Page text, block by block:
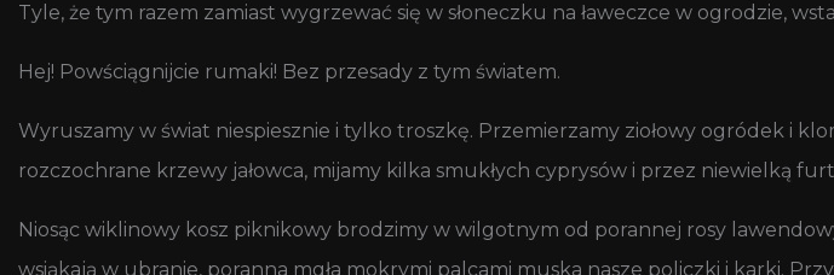
Tyle, że tym razem zamiast wygrzewać się w słoneczku na ławeczce w ogrodzie,
Hej! Powściągnijcie rumaki! Bez przesady z tym światem.
Wyruszamy w świat niespiesznie i tylko troszkę. Przemierzamy ziołowy ogródek i
rozczochrane krzewy jałowca, mijamy kilka smukłych cyprysów i przez niewielką
Niosąc wiklinowy kosz piknikowy brodzimy w wilgotnym od porannej rosy
wsiąkają w ubranie, poranna mgła mokrymi palcami muska nasze policzki i karki.